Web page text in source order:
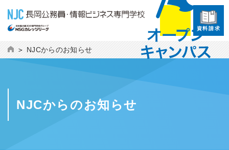
資料請求
NJCからのお知らせ
NJCからのお知らせ